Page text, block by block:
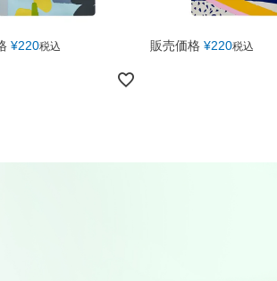
¥220税込 販売価格 ¥220税込